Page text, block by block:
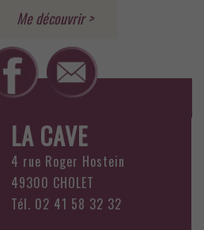
LA CAVE
4 rue Roger Hostein
49300 CHOLET
Tél. 02 41 58 32 32